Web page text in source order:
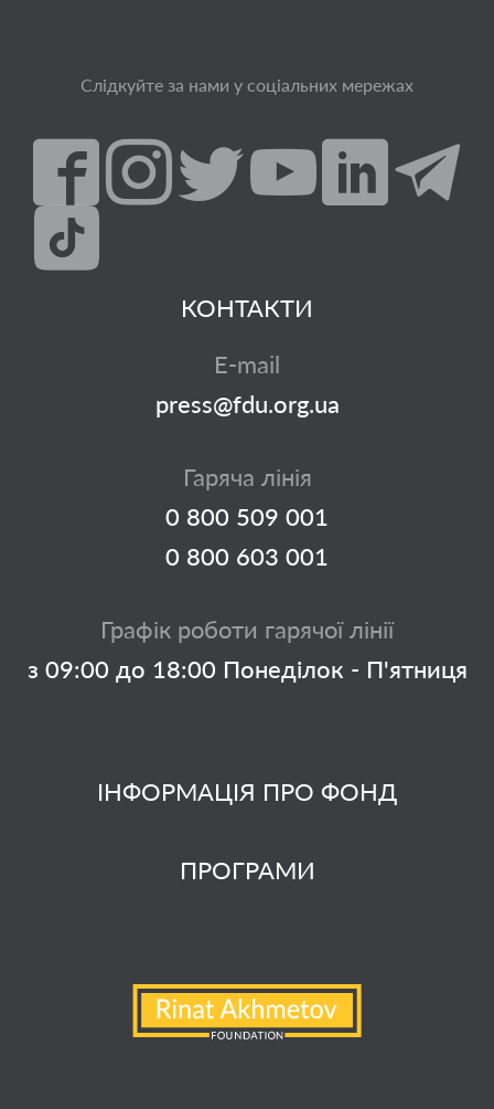
Слідкуйте за нами у соціальних мережах
ІНФОРМАЦІЯ ПРО ФОНД
ПРОГРАМИ
КОНТАКТИ
E-mail
press@fdu.org.ua
Гаряча лінія
0 800 509 001
0 800 603 001
Графік роботи гарячої лінії
з 09:00 до 18:00 Понеділок - П'ятниця